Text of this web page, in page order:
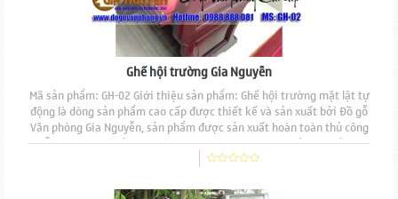
Ghế hội trường Gia Nguyễn
Mã sản phẩm: GH-02 Giới thiệu sản phẩm: Ghế hội trường mặt lật tự
động là dòng sản phẩm cao cấp được thiết kế và sản xuất bởi Đồ gỗ
Văn phòng Gia Nguyễn, sản phẩm được sản xuất hoàn toàn thủ công
mẫu mã đẹp, độ bền cao, đường nét đục chạm tinh tế. Mặt ngồi và
tựa lưng nệm mút đúc, bọc nỉ, viền tán đinh đồng. Mặt ghế được